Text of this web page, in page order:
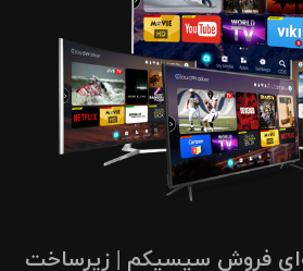
فروش سیسیکم | زیرساخت